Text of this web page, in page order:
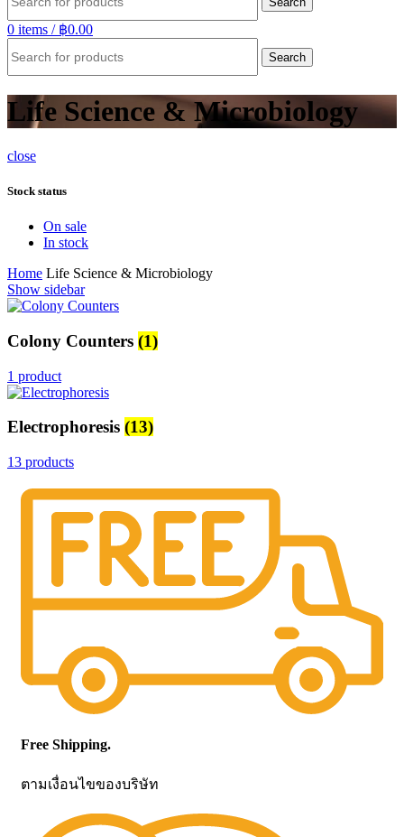
0 items / ฿0.00
Search
Life Science & Microbiology
close
Stock status
On sale
In stock
Home Life Science & Microbiology
Show sidebar
Colony Counters (1)
1 product
Electrophoresis (13)
13 products
Free Shipping.
ตามเงื่อนไขของบริษัท